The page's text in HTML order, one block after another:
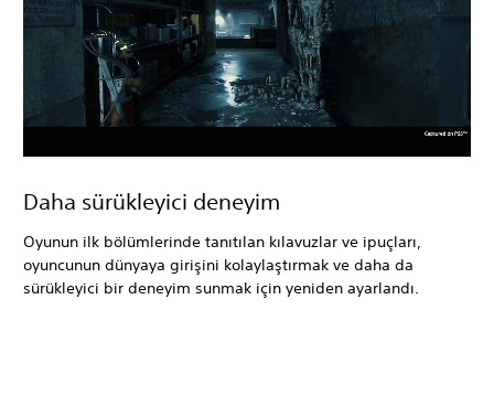
Daha sürükleyici deneyim
Oyunun ilk bölümlerinde tanıtılan kılavuzlar ve ipuçları,
oyuncunun dünyaya girişini kolaylaştırmak ve daha da
sürükleyici bir deneyim sunmak için yeniden ayarlandı.